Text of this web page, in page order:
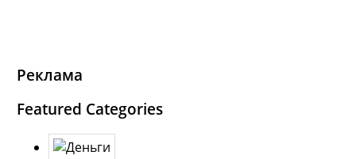
Реклама
Featured Categories